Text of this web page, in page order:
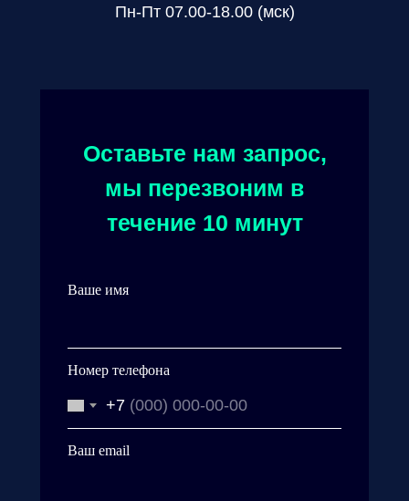
Оставьте нам запрос,
мы перезвоним в
течение 10 минут
Ваше имя
Номер телефона
+7
Ваш email
Пн-Пт 07.00-18.00 (мск)